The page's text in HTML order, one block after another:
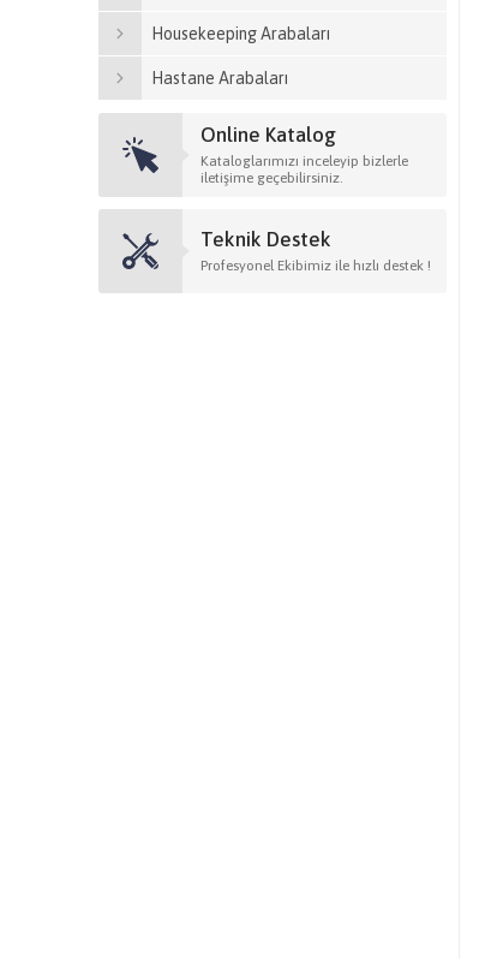
Housekeeping Arabaları
Hastane Arabaları
Online Katalog
Kataloglarımızı inceleyip bizlerle
iletişime geçebilirsiniz.
Teknik Destek
Profesyonel Ekibimiz ile hızlı destek !